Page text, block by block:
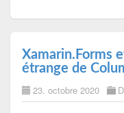
Xamarin.Forms
étrange de
23. octobre 2020